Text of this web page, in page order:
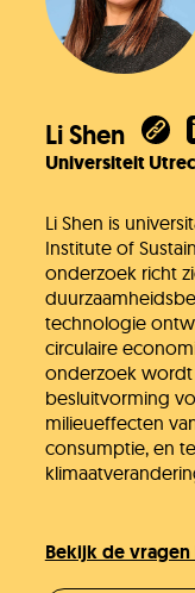
Li Shen
Universiteit
Li Shen is
Institute of
onderzoek richt
technologie
circulaire
onderzoek wordt
besluitvorming
milieueffecten
consumptie, en
Bekijk de